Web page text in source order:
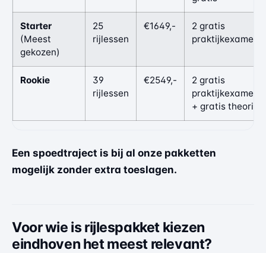
Starter
(Meest
gekozen)
25
rijlessen
€1649,-
2 gratis
praktijkexamens
Rookie
39
rijlessen
€2549,-
2 gratis
praktijkexamens
+ gratis theorie
Een spoedtraject is bij al onze pakketten
mogelijk zonder extra toeslagen.
Voor wie is rijlespakket kiezen
eindhoven het meest relevant?